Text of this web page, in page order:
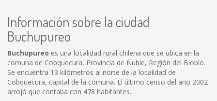
Información sobre la ciudad
Buchupureo
Buchupureo es una localidad rural chilena que se ubica en la
comuna de Cobquecura, Provincia de Ñuble, Región del Biobío.
Se encuentra 13 kilómetros al norte de la localidad de
Cobquecura, capital de la comuna. El último censo del año 2002
arrojó que contaba con 478 habitantes.